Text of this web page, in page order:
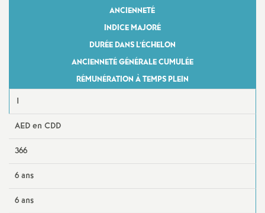
E
n
ANCIENNETÉ
INDICE MAJORÉ
DURÉE DANS L’ÉCHELON
ANCIENNETÉ GÉNÉRALE CUMULÉE
RÉMUNÉRATION À TEMPS PLEIN
1
AED en CDD
366
6 ans
6 ans